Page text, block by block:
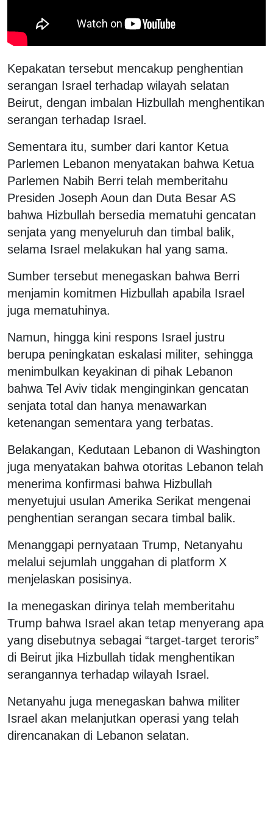
Kepakatan tersebut mencakup penghentian
serangan Israel terhadap wilayah selatan
Beirut, dengan imbalan Hizbullah menghentikan
serangan terhadap Israel.
Sementara itu, sumber dari kantor Ketua
Parlemen Lebanon menyatakan bahwa Ketua
Parlemen Nabih Berri telah memberitahu
Presiden Joseph Aoun dan Duta Besar AS
bahwa Hizbullah bersedia mematuhi gencatan
senjata yang menyeluruh dan timbal balik,
selama Israel melakukan hal yang sama.
Sumber tersebut menegaskan bahwa Berri
menjamin komitmen Hizbullah apabila Israel
juga mematuhinya.
Namun, hingga kini respons Israel justru
berupa peningkatan eskalasi militer, sehingga
menimbulkan keyakinan di pihak Lebanon
bahwa Tel Aviv tidak menginginkan gencatan
senjata total dan hanya menawarkan
ketenangan sementara yang terbatas.
Belakangan, Kedutaan Lebanon di Washington
juga menyatakan bahwa otoritas Lebanon telah
menerima konfirmasi bahwa Hizbullah
menyetujui usulan Amerika Serikat mengenai
penghentian serangan secara timbal balik.
Menanggapi pernyataan Trump, Netanyahu
melalui sejumlah unggahan di platform X
menjelaskan posisinya.
Ia menegaskan dirinya telah memberitahu
Trump bahwa Israel akan tetap menyerang apa
yang disebutnya sebagai “target-target teroris”
di Beirut jika Hizbullah tidak menghentikan
serangannya terhadap wilayah Israel.
Netanyahu juga menegaskan bahwa militer
Israel akan melanjutkan operasi yang telah
direncanakan di Lebanon selatan.